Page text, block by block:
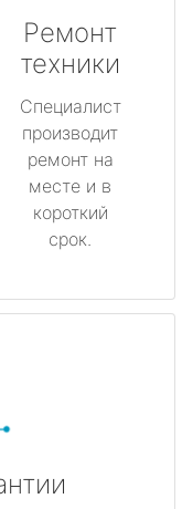
Ремонт
техники
Специалист
производит
ремонт на
месте и в
короткий
срок.